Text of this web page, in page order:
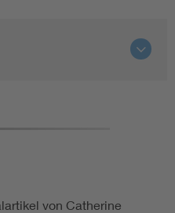
von Catherine